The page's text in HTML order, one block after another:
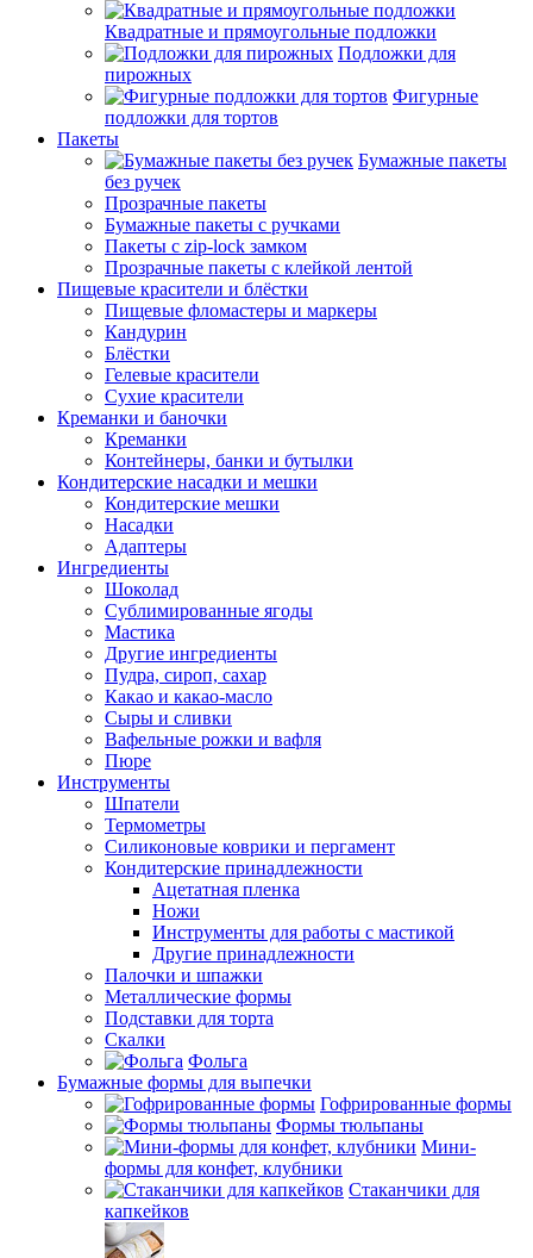
Квадратные и прямоугольные подложки
Подложки для
пирожных
Фигурные
подложки для тортов
Пакеты
Бумажные пакеты
без ручек
Прозрачные пакеты
Бумажные пакеты с ручками
Пакеты с zip-lock замком
Прозрачные пакеты с клейкой лентой
Пищевые красители и блёстки
Пищевые фломастеры и маркеры
Кандурин
Блёстки
Гелевые красители
Сухие красители
Креманки и баночки
Креманки
Контейнеры, банки и бутылки
Кондитерские насадки и мешки
Кондитерские мешки
Насадки
Адаптеры
Ингредиенты
Шоколад
Сублимированные ягоды
Мастика
Другие ингредиенты
Пудра, сироп, сахар
Какао и какао-масло
Сыры и сливки
Вафельные рожки и вафля
Пюре
Инструменты
Шпатели
Термометры
Силиконовые коврики и пергамент
Кондитерские принадлежности
Ацетатная пленка
Ножи
Инструменты для работы с мастикой
Другие принадлежности
Палочки и шпажки
Металлические формы
Подставки для торта
Скалки
Фольга
Бумажные формы для выпечки
Гофрированные формы
Формы тюльпаны
Мини-
формы для конфет, клубники
Стаканчики для
капкейков